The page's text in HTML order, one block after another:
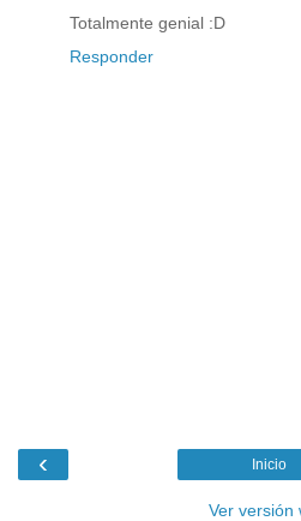
Totalmente genial :D
Responder
‹ Inicio
Ver versión